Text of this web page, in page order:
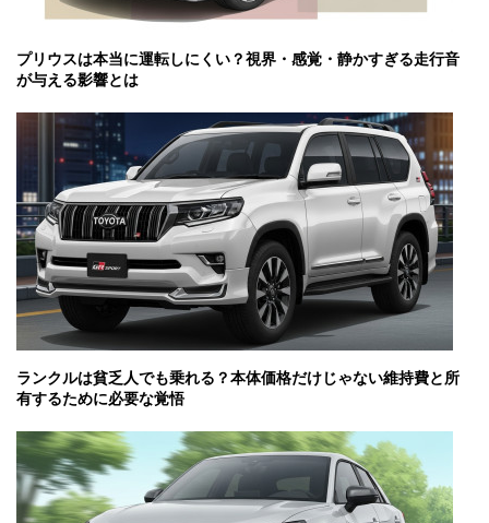
プリウスは本当に運転しにくい？視界・感覚・静かすぎる走行音
が与える影響とは
ランクルは貧乏人でも乗れる？本体価格だけじゃない維持費と所
有するために必要な覚悟